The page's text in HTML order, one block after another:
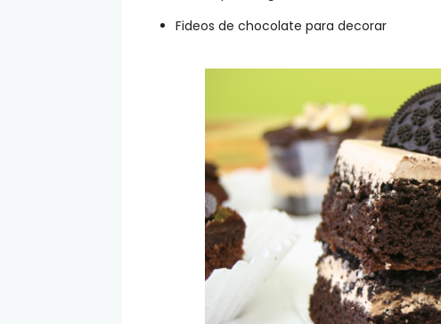
Fideos de chocolate para decorar